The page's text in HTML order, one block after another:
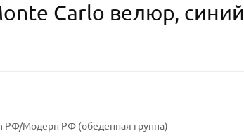
Carlo велюр, синий
РФ/Модерн РФ (обеденная группа)